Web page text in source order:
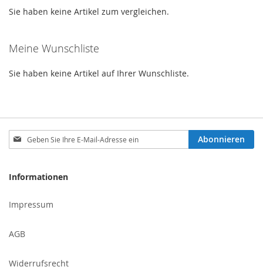
Sie haben keine Artikel zum vergleichen.
Meine Wunschliste
Sie haben keine Artikel auf Ihrer Wunschliste.
Melden
Sie
unseren
an:
Abonnieren
Informationen
Impressum
AGB
Widerrufsrecht